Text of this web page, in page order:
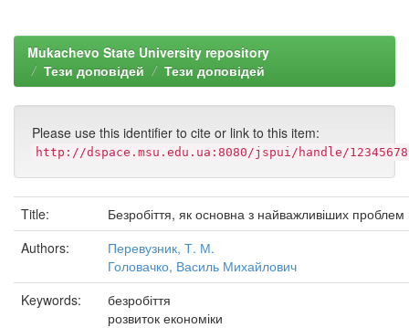
Mukachevo State University repository
Тези доповідей
Тези доповідей
Please use this identifier to cite or link to this item:
http://dspace.msu.edu.ua:8080/jspui/handle/
Title:
Безробіття, як основна з найважливіших проблем
Authors:
Перевузник, Т. М.
Головачко, Василь Михайлович
Keywords:
безробіття
розвиток економіки